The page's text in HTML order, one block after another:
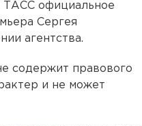
ТАСС официальное
Сергея
агентства.
содержит правового
и не может